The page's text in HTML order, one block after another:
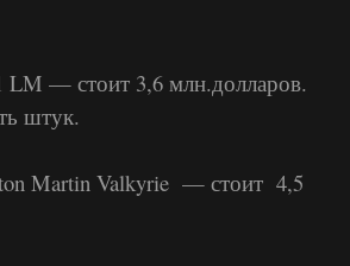
LM — стоит 3,6 млн.долларов.
штук.
Martin Valkyrie — стоит 4,5